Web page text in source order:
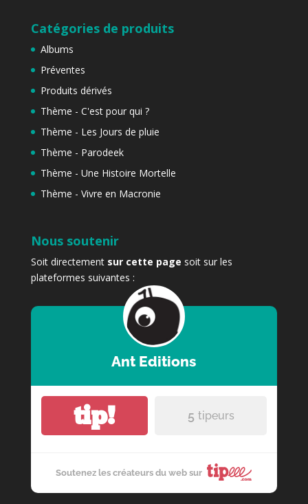
Catégories de produits
Albums
Préventes
Produits dérivés
Thème - C'est pour qui ?
Thème - Les Jours de pluie
Thème - Parodeek
Thème - Une Histoire Mortelle
Thème - Vivre en Macronie
Nous soutenir
Soit directement sur cette page soit sur les
plateformes suivantes :
Ant Editions
tip! 5 tipeurs
Soutenez les créateurs du web sur